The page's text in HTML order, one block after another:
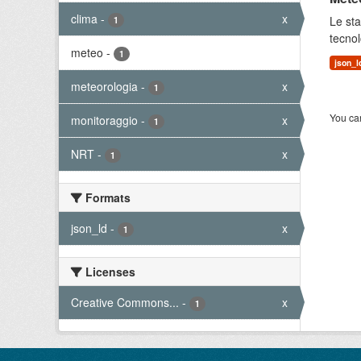
clima - 1 x
meteo - 1
meteorologia - 1 x
monitoraggio - 1 x
NRT - 1 x
Formats
json_ld - 1 x
Licenses
Creative Commons... - 1 x
Le
You